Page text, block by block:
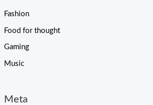
Fashion
Food for thought
Gaming
Music
Meta